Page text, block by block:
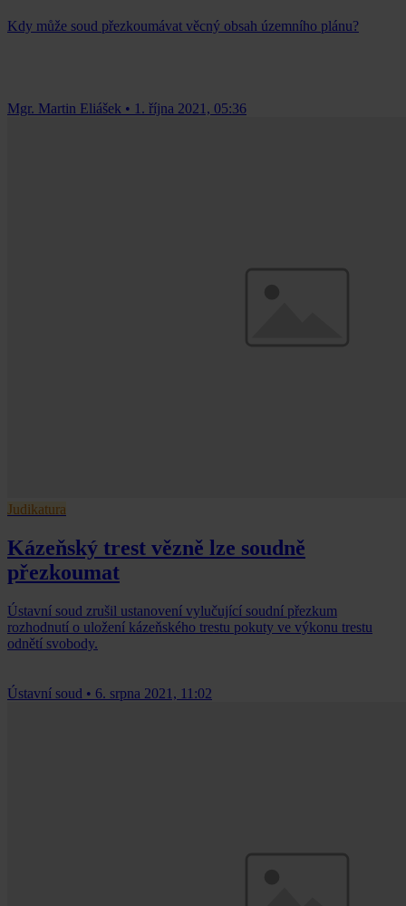
Kdy může soud přezkoumávat věcný obsah územního plánu?
Mgr. Martin Eliášek • 1. října 2021, 05:36
Judikatura
Kázeňský trest vězně lze soudně
přezkoumat
Ústavní soud zrušil ustanovení vylučující soudní přezkum
rozhodnutí o uložení kázeňského trestu pokuty ve výkonu trestu
odnětí svobody.
Ústavní soud • 6. srpna 2021, 11:02